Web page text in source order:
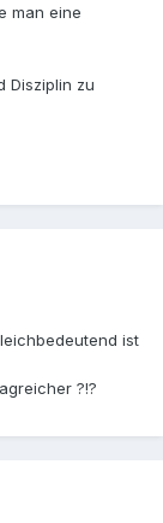
man eine
Disziplin zu
ist
?!?